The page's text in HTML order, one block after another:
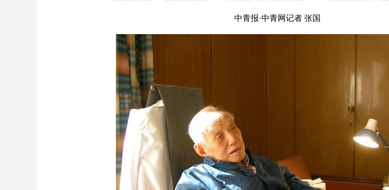
中青报·中青网记者 张国